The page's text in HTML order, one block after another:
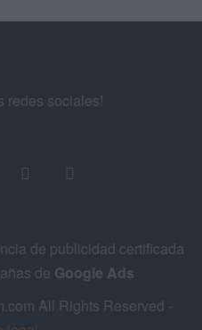
redes sociales!
de publicidad certificada
de Google Ads
All Rights Reserved -